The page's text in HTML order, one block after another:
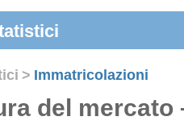
> Immatricolazioni
del mercato